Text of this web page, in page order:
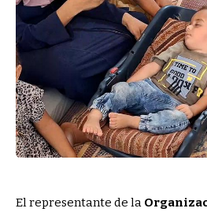
El representante de la